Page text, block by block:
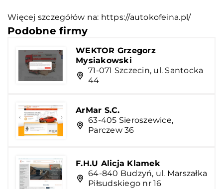
Więcej szczegółów na: https://autokofeina.pl/
Podobne firmy
WEKTOR Grzegorz
Mysiakowski
71-071 Szczecin, ul. Santocka
44
ArMar S.C.
63-405 Sieroszewice,
Parczew 36
F.H.U Alicja Klamek
64-840 Budzyń, ul. Marszałka
Piłsudskiego nr 16